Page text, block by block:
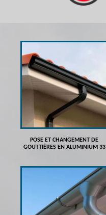
POSE ET CHANGEMENT DE
GOUTTIÈRES EN ALUMINIUM 33